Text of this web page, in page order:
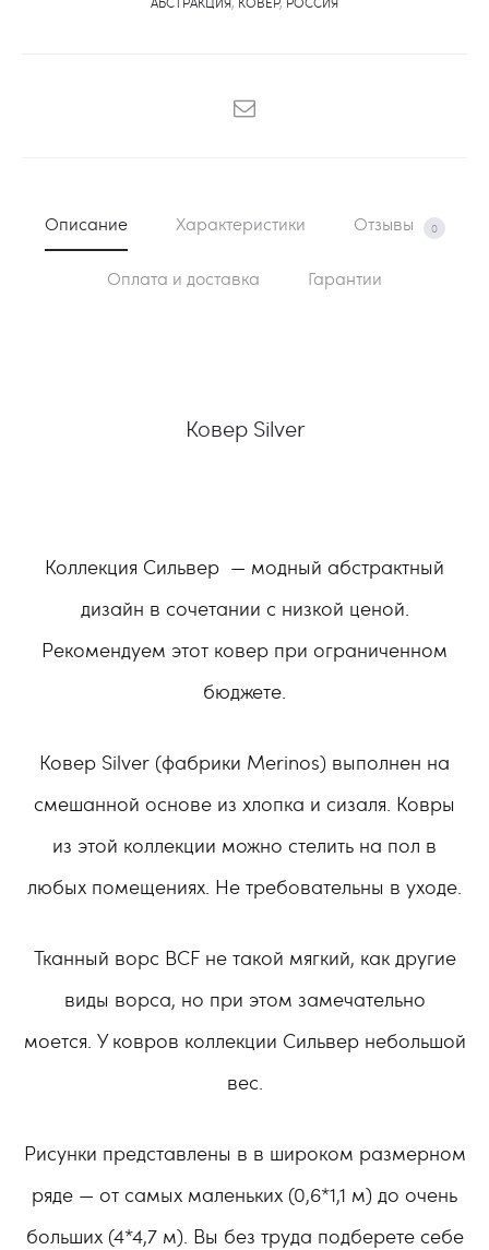
SHARE
Описание Характеристики Отзывы 0
Оплата и доставка Гарантии
Ковер Silver
Коллекция Сильвер — модный абстрактный
дизайн в сочетании с низкой ценой.
Рекомендуем этот ковер при ограниченном
бюджете.
Ковер Silver (фабрики Merinos) выполнен на
смешанной основе из хлопка и сизаля. Ковры
из этой коллекции можно стелить на пол в
любых помещениях. Не требовательны в уходе.
Тканный ворс BCF не такой мягкий, как другие
виды ворса, но при этом замечательно
моется. У ковров коллекции Сильвер небольшой
вес.
Рисунки представлены в в широком размерном
ряде — от самых маленьких (0,6*1,1 м) до очень
больших (4*4,7 м). Вы без труда подберете себе